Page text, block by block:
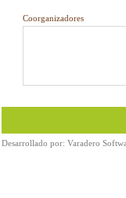
Coorganizadores
Desarrollado por: Varadero